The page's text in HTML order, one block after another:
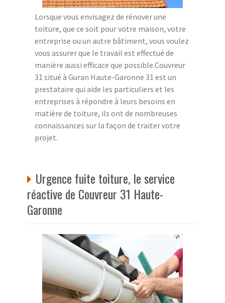
Lorsque vous envisagez de rénover une
toiture, que ce soit pour votre maison, votre
entreprise ou un autre bâtiment, vous voulez
vous assurer que le travail est effectué de
manière aussi efficace que possible.Couvreur
31 situé à Guran Haute-Garonne 31 est un
prestataire qui aide les particuliers et les
entreprises à répondre à leurs besoins en
matière de toiture, ils ont de nombreuses
connaissances sur la façon de traiter votre
projet.
Urgence fuite toiture, le service
réactive de Couvreur 31 Haute-
Garonne